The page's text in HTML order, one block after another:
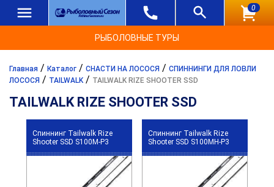
0
РЫБОЛОВНЫЕ ТУРЫ
Главная / Каталог / СНАСТИ НА ЛОСОСЯ / СПИННИНГИ ДЛЯ ЛОВЛИ
ЛОСОСЯ / TAILWALK/ TAILWALK RIZE SHOOTER SSD
TAILWALK RIZE SHOOTER SSD
Спиннинг Tailwalk Rize
Shooter SSD S100M-P3
Спиннинг Tailwalk Rize
Shooter SSD S100MH-P3